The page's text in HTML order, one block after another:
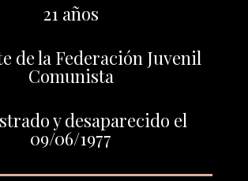
21 años
de la Federación Juvenil
Comunista
y desaparecido el
09/06/1977